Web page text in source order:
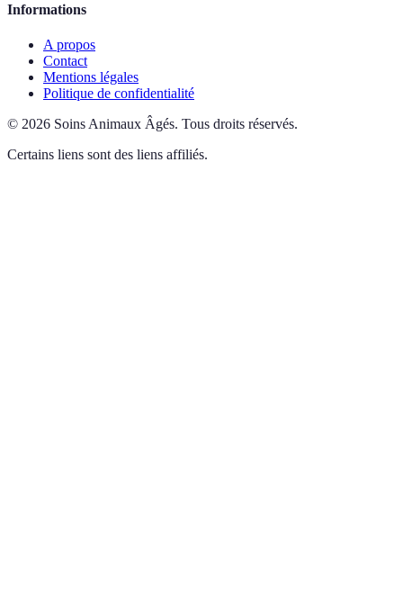
Informations
A propos
Contact
Mentions légales
Politique de confidentialité
© 2026 Soins Animaux Âgés. Tous droits réservés.
Certains liens sont des liens affiliés.